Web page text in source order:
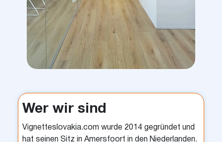
Wer wir sind
Vignetteslovakia.com wurde 2014 gegründet und
hat seinen Sitz in Amersfoort in den Niederlanden.